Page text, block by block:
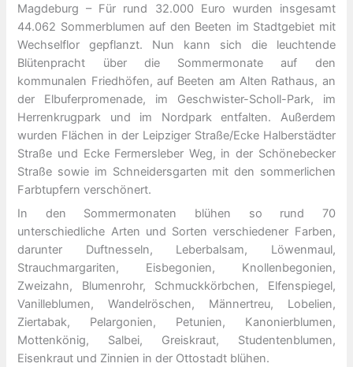
Magdeburg – Für rund 32.000 Euro wurden insgesamt
44.062 Sommerblumen auf den Beeten im Stadtgebiet mit
Wechselflor gepflanzt. Nun kann sich die leuchtende
Blütenpracht über die Sommermonate auf den
kommunalen Friedhöfen, auf Beeten am Alten Rathaus, an
der Elbuferpromenade, im Geschwister-Scholl-Park, im
Herrenkrugpark und im Nordpark entfalten. Außerdem
wurden Flächen in der Leipziger Straße/Ecke Halberstädter
Straße und Ecke Fermersleber Weg, in der Schönebecker
Straße sowie im Schneidersgarten mit den sommerlichen
Farbtupfern verschönert.
In den Sommermonaten blühen so rund 70
unterschiedliche Arten und Sorten verschiedener Farben,
darunter Duftnesseln, Leberbalsam, Löwenmaul,
Strauchmargariten, Eisbegonien, Knollenbegonien,
Zweizahn, Blumenrohr, Schmuckkörbchen, Elfenspiegel,
Vanilleblumen, Wandelröschen, Männertreu, Lobelien,
Ziertabak, Pelargonien, Petunien, Kanonierblumen,
Mottenkönig, Salbei, Greiskraut, Studentenblumen,
Eisenkraut und Zinnien in der Ottostadt blühen.